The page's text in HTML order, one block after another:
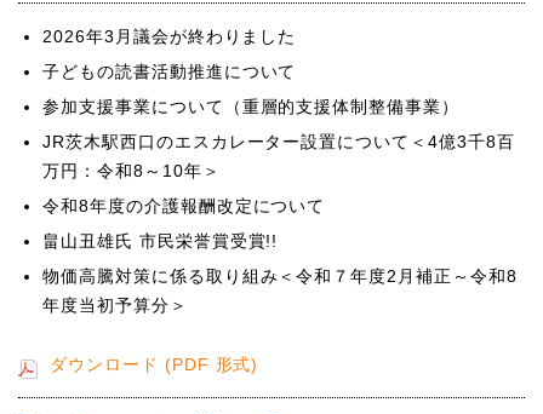
2026年3月議会が終わりました
子どもの読書活動推進について
参加支援事業について（重層的支援体制整備事業）
JR茨木駅西口のエスカレーター設置について＜4億3千8百
万円：令和8～10年＞
令和8年度の介護報酬改定について
畠山丑雄氏 市民栄誉賞受賞!!
物価高騰対策に係る取り組み＜令和７年度2月補正～令和8
年度当初予算分＞
ダウンロード (PDF 形式)